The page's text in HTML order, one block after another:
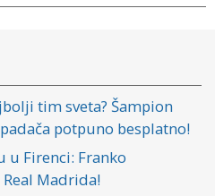
tim sveta? Šampion
potpuno besplatno!
u Firenci: Franko
Madrida!